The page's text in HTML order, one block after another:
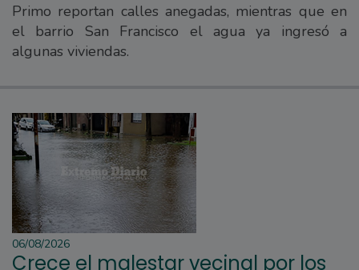
Primo reportan calles anegadas, mientras que en
el barrio San Francisco el agua ya ingresó a
algunas viviendas.
06/08/2026
Crece el malestar vecinal por los